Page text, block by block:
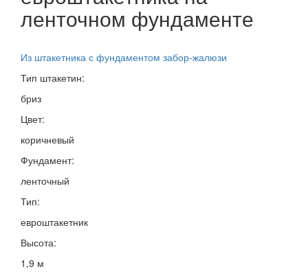
ленточном фундаменте
Из штакетника с фундаментом забор-жалюзи
Тип штакетин:
бриз
Цвет:
коричневый
Фундамент:
ленточный
Тип:
евроштакетник
Высота:
1,9 м